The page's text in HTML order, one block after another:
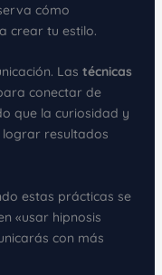
cómo
crear tu estilo.
Las técnicas
conectar de
que la curiosidad y
resultados
estas prácticas se
«usar hipnosis
con más